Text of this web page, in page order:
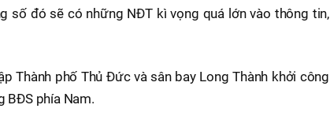
số đó sẽ có những NĐT kì vọng quá lớn vào thông tin,
Thành phố Thủ Đức và sân bay Long Thành khởi công
BĐS phía Nam.